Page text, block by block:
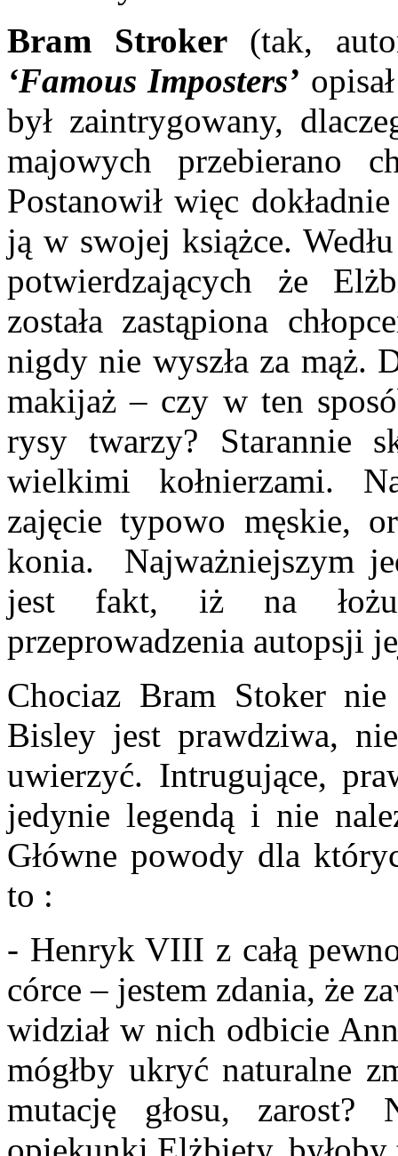
Bram Stroker (tak,
‘Famous Imposters’
był zaintrygowany,
majowych przebierano
Postanowił więc
ją w swojej książce.
potwierdzających że
została zastąpiona
nigdy nie wyszła za mąż.
makijaż – czy w ten
rysy twarzy? Starannie
wielkimi kołnierzami.
zajęcie typowo męskie,
konia. Najważniejszym
jest fakt, iż na łożu
przeprowadzenia autopsji
Chociaz Bram Stoker
Bisley jest prawdziwa,
uwierzyć. Intrugujące,
jedynie legendą i nie
Główne powody dla
to :
- Henryk VIII z całą
córce – jestem zdania, że
widział w nich odbicie
mógłby ukryć naturalne
mutację głosu,